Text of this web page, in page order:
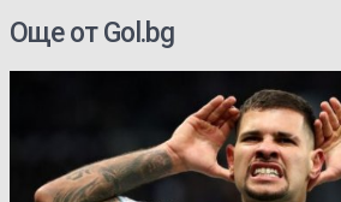
Още от Gol.bg